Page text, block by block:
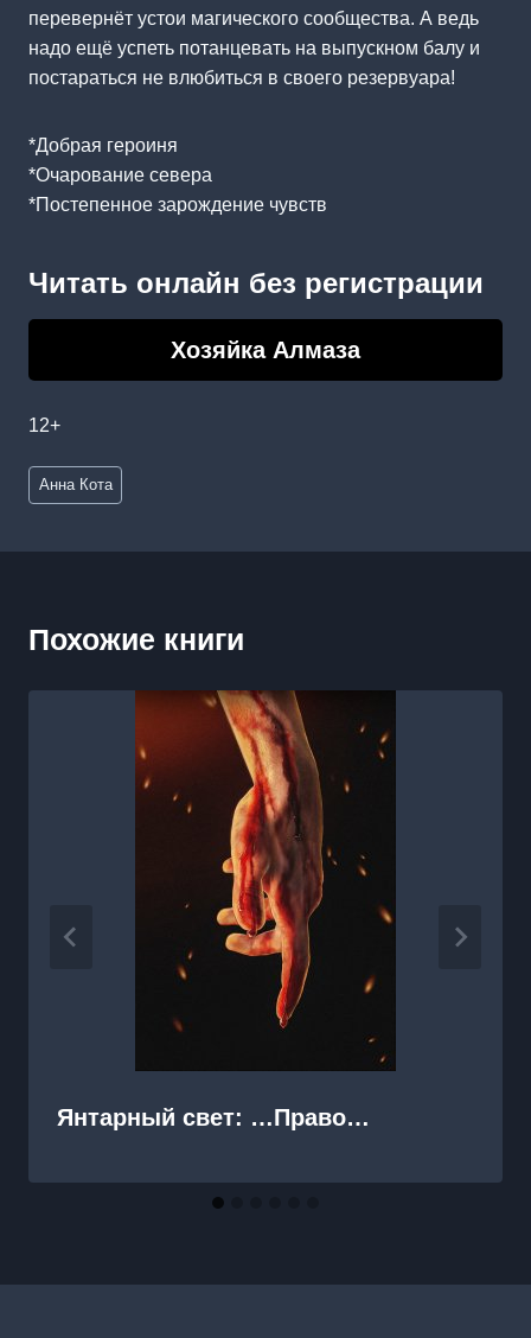
перевернёт устои магического сообщества. А ведь
надо ещё успеть потанцевать на выпускном балу и
постараться не влюбиться в своего резервуара!
*Добрая героиня
*Очарование севера
*Постепенное зарождение чувств
Читать онлайн без регистрации
Хозяйка Алмаза
12+
Метки
записи:
Анна Кота
Похожие книги
Янтарный свет: …Право…